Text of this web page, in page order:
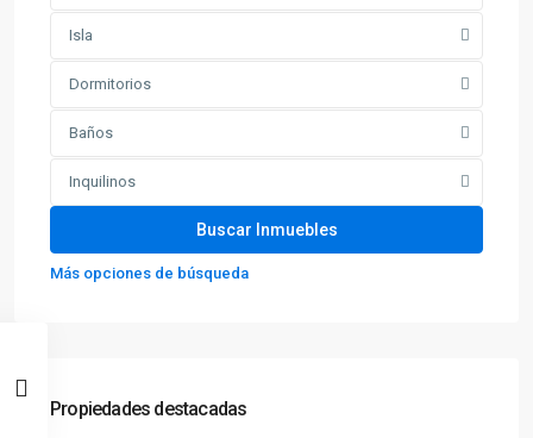
Isla
Dormitorios
Baños
Inquilinos
Más opciones de búsqueda
Propiedades destacadas